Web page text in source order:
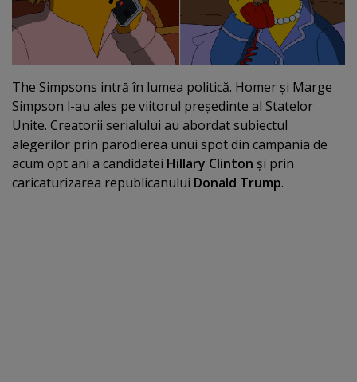
The Simpsons intră în lumea politică. Homer şi Marge
Simpson l-au ales pe viitorul preşedinte al Statelor
Unite. Creatorii serialului au abordat subiectul
alegerilor prin parodierea unui spot din campania de
acum opt ani a candidatei Hillary Clinton şi prin
caricaturizarea republicanului Donald Trump.